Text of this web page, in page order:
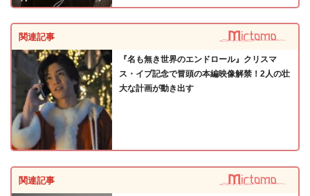
関連記事
『名も無き世界のエンドロール』クリスマ
ス・イブ記念で冒頭の本編映像解禁！2人の壮
大な計画が動き出す
関連記事